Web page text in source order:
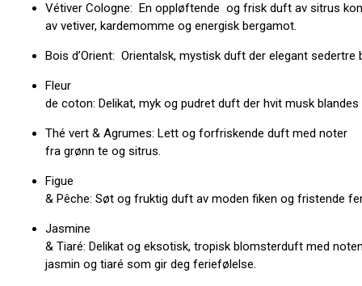
Vétiver Cologne: En oppløftende og frisk duft av sitrus
av vetiver, kardemomme og energisk bergamot.
Bois d’Orient: Orientalsk, mystisk duft der elegant
Fleur
de coton: Delikat, myk og pudret duft der hvit musk
Thé vert & Agrumes: Lett og forfriskende duft med noter
fra grønn te og sitrus.
Figue
& Pêche: Søt og fruktig duft av moden fiken og fristende
Jasmine
& Tiaré: Delikat og eksotisk, tropisk blomsterduft med
jasmin og tiaré som gir deg feriefølelse.